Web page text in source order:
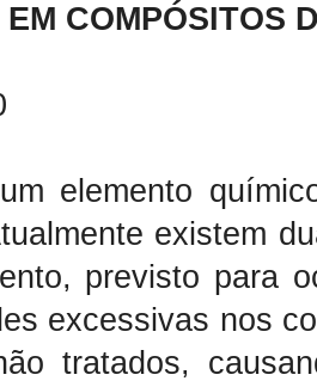
COMPÓSITOS
elemento
existem
previsto para
excessivas nos
tratados,